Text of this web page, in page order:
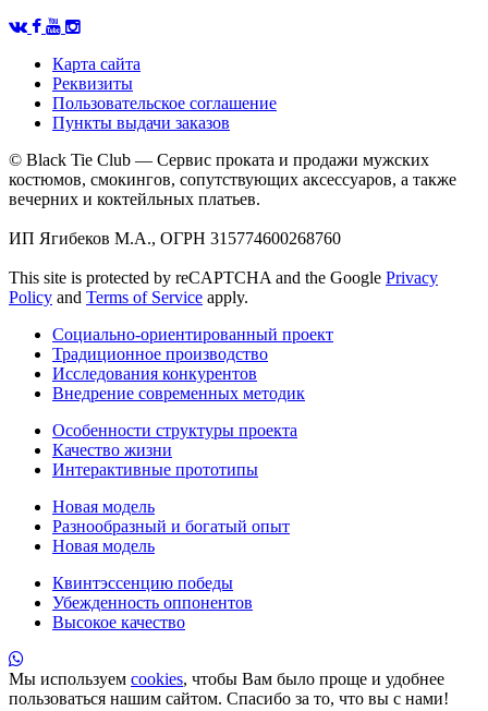
Карта сайта
Реквизиты
Пользовательское соглашение
Пункты выдачи заказов
© Black Tie Club — Сервис проката и продажи мужских
костюмов, смокингов, сопутствующих аксессуаров, а также
вечерних и коктейльных платьев.
ИП Ягибеков М.А., ОГРН 315774600268760
This site is protected by reCAPTCHA and the Google Privacy
Policy and Terms of Service apply.
Социально-ориентированный проект
Традиционное производство
Исследования конкурентов
Внедрение современных методик
Особенности структуры проекта
Качество жизни
Интерактивные прототипы
Новая модель
Разнообразный и богатый опыт
Новая модель
Квинтэссенцию победы
Убежденность оппонентов
Высокое качество
Мы используем cookies, чтобы Вам было проще и удобнее
пользоваться нашим сайтом. Спасибо за то, что вы с нами!